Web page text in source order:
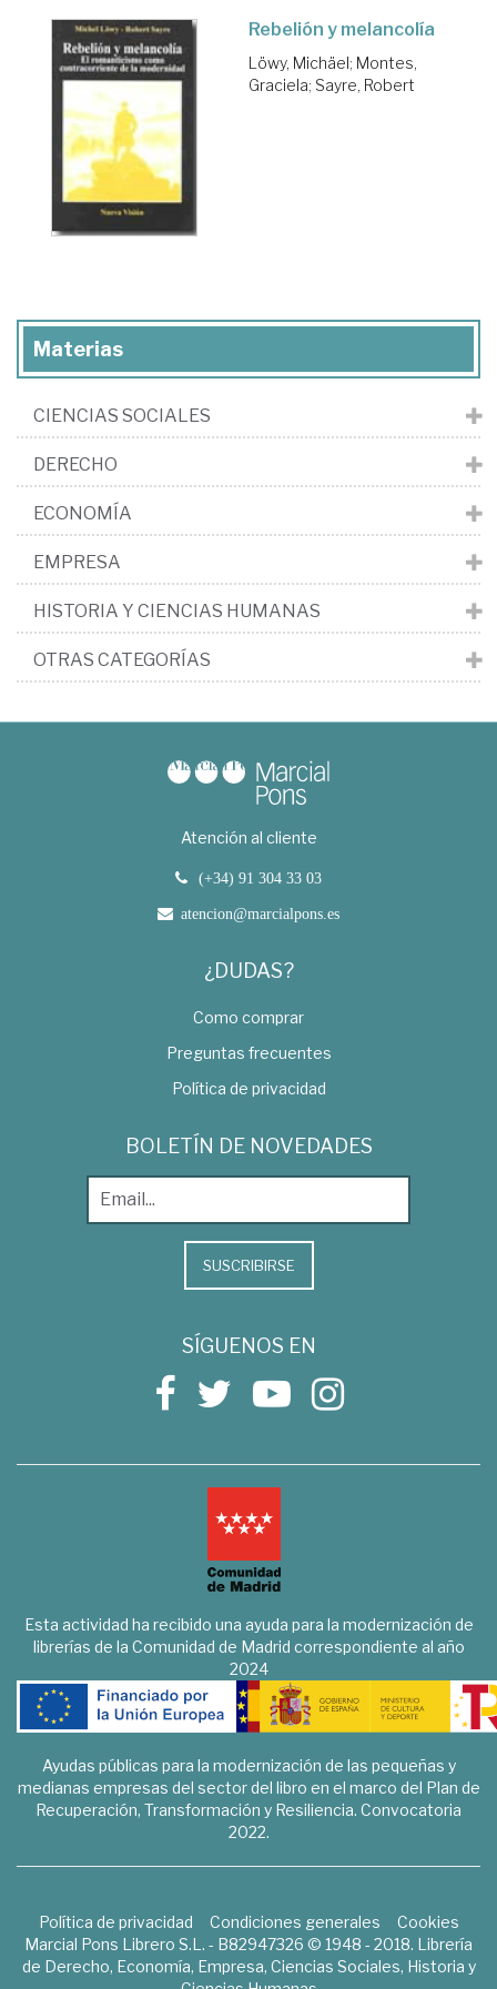
Rebelión y melancolía
Löwy, Michäel ; Montes,
Graciela; Sayre, Robert
Materias
CIENCIAS SOCIALES
DERECHO
ECONOMÍA
EMPRESA
HISTORIA Y CIENCIAS HUMANAS
OTRAS CATEGORÍAS
Atención al cliente
(+34) 91 304 33 03
atencion@marcialpons.es
¿DUDAS?
Como comprar
Preguntas frecuentes
Política de privacidad
BOLETÍN DE NOVEDADES
SUSCRIBIRSE
SÍGUENOS EN
Esta actividad ha recibido una ayuda para la modernización de
librerías de la Comunidad de Madrid correspondiente al año
2024
Ayudas públicas para la modernización de las pequeñas y
medianas empresas del sector del libro en el marco del Plan de
Recuperación, Transformación y Resiliencia. Convocatoria
2022.
Política de privacidad Condiciones generales
Cookies
Marcial Pons Librero S.L. - B82947326 © 1948 - 2018. Librería
de Derecho, Economía, Empresa, Ciencias Sociales, Historia y